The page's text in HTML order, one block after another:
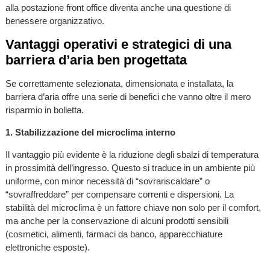
alla postazione front office diventa anche una questione di
benessere organizzativo.
Vantaggi operativi e strategici di una
barriera d’aria ben progettata
Se correttamente selezionata, dimensionata e installata, la
barriera d’aria offre una serie di benefici che vanno oltre il mero
risparmio in bolletta.
1. Stabilizzazione del microclima interno
Il vantaggio più evidente è la riduzione degli sbalzi di temperatura
in prossimità dell’ingresso. Questo si traduce in un ambiente più
uniforme, con minor necessità di “sovrariscaldare” o
“sovraffreddare” per compensare correnti e dispersioni. La
stabilità del microclima è un fattore chiave non solo per il comfort,
ma anche per la conservazione di alcuni prodotti sensibili
(cosmetici, alimenti, farmaci da banco, apparecchiature
elettroniche esposte).